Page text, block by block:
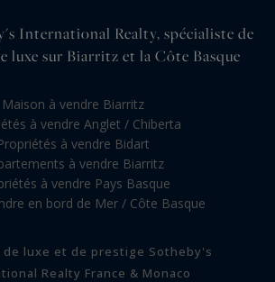
International Realty, spécialiste de
luxe sur Biarritz et la Côte Basque
Maison à vendre Biarritz
à vendre Anglet / Chiberta
à vendre Bidart
à vendre Biarritz
à vendre Pays Basque
en bord de Mer / Côte Basque
de luxe et de prestige Sotheby's
Realty France & Monaco